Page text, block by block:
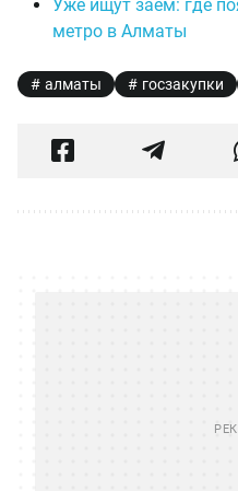
Уже ищут заём: где
метро в Алматы
алматы госзакупки